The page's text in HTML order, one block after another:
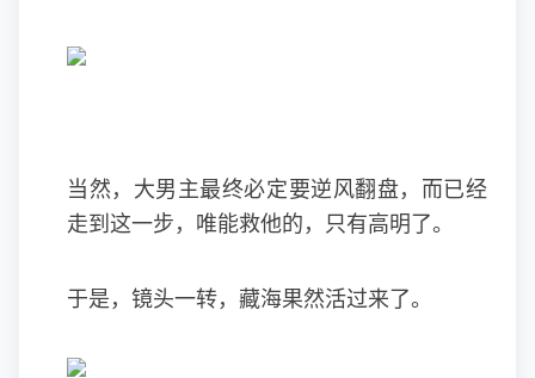
当然，大男主最终必定要逆风翻盘，而已经
走到这一步，唯能救他的，只有高明了。
于是，镜头一转，藏海果然活过来了。